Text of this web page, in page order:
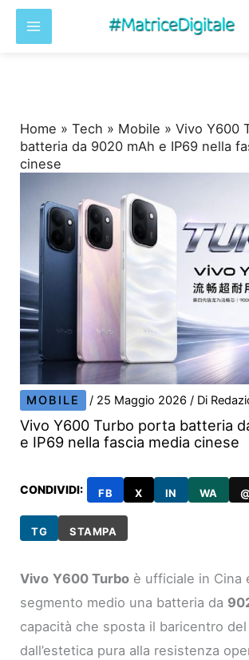
Home »Tech » Mobile »Vivo Y600
batteria da 9020 mAh e IP69 nella
cinese
MOBILE / 25 Maggio 2026/ Di
Vivo Y600 Turbo porta batteria
e IP69 nella fascia media cinese
CONDIVIDI: FB X IN WA
TG STAMPA
Vivo Y600 Turbo è ufficiale in Cina
segmento medio una batteria da
capacità che sposta il baricentro
dall’estetica pura alla resistenza